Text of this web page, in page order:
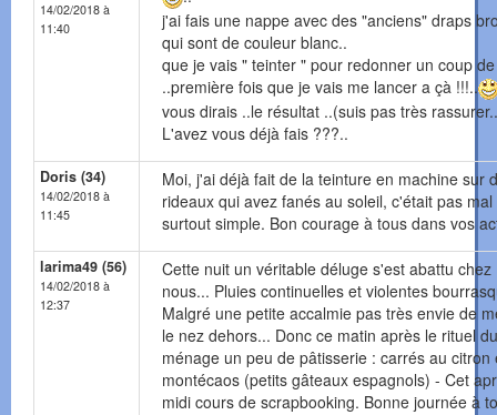
14/02/2018 à
11:40
j'ai fais une nappe avec des "anciens" draps
qui sont de couleur blanc..
que je vais " teinter " pour redonner un coup
..première fois que je vais me lancer a çà !!!..
vous dirais ..le résultat ..(suis pas très
L'avez vous déjà fais ???..
Doris (34)
14/02/2018 à
11:45
Moi, j'ai déjà fait de la teinture en machine sur
rideaux qui avez fanés au soleil, c'était pas mal
surtout simple. Bon courage à tous dans vos
larima49 (56)
14/02/2018 à
12:37
Cette nuit un véritable déluge s'est abattu chez
nous... Pluies continuelles et violentes
Malgré une petite accalmie pas très envie de
le nez dehors... Donc ce matin après le rituel du
ménage un peu de pâtisserie : carrés au citron
montécaos (petits gâteaux espagnols) - Cet
midi cours de scrapbooking. Bonne journée à